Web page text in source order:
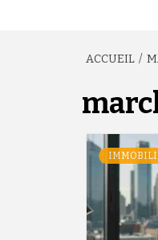
ACCUEIL